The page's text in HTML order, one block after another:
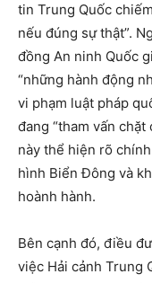
tin Trung Quốc
nếu đúng sự thật”.
đồng An ninh Quốc
“những hành động
vi phạm luật pháp
đang “tham vấn
này thể hiện rõ
hình Biển Đông và
hoành hành.
Bên cạnh đó, điều
việc Hải cảnh Trung